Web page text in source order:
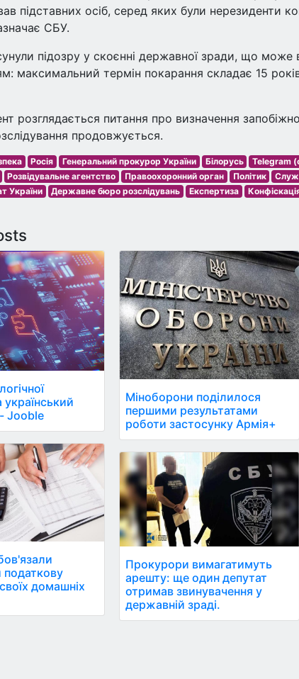
підставних осіб, серед яких були нерезиденти
СБУ.
підозру у скоєнні державної зради, що
максимальний термін покарання складає 15
розглядається питання про визначення
продовжується.
Росія Генеральний прокурор України Білорусь Telegram
Розвідувальне агентство Правоохоронний орган Політик
України
Державне бюро розслідувань Експертиза
український
Jooble
податкову
домашніх
Міноборони поділилося
першими результатами
роботи застосунку Армія+
Прокурори вимагатимуть
арешту: ще один депутат
отримав звинувачення у
державній зраді.